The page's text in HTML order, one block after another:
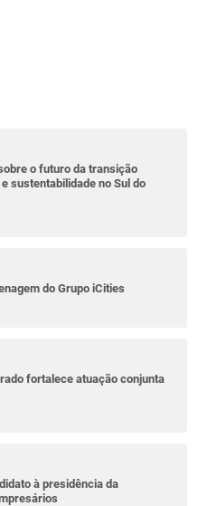
o futuro da transição
sustentabilidade no Sul do
do Grupo iCities
fortalece atuação conjunta
à presidência da